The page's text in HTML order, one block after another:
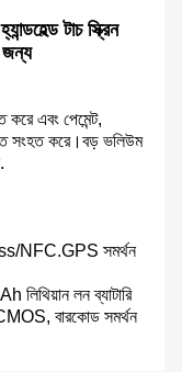
টাচ স্ক্রিন
জন্য
এবং পেমেন্ট,
সংহত করে।বড় ভলিউম
NFC.GPS সমর্থন
লিথিয়ান লন ব্যাটারি
বারকোড সমর্থন